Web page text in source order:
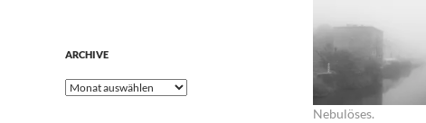
Nebulöses.
ARCHIVE
Archive